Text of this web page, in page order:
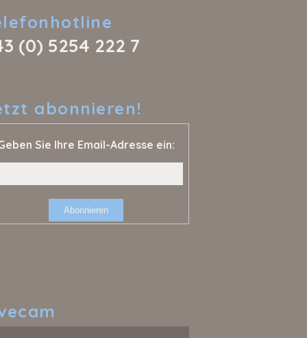
(0) 5254 222 7
abonnieren!
Sie Ihre Email-Adresse ein: